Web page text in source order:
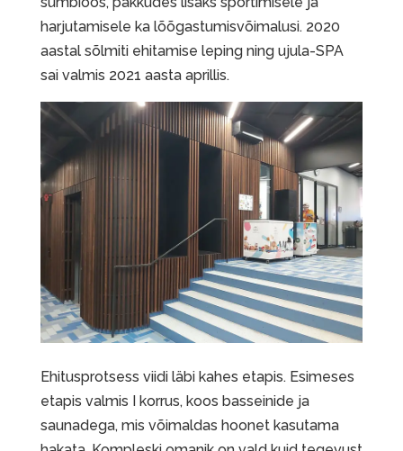
harjutamisele ka lõõgastumisvõimalusi. 2020
aastal sõlmiti ehitamise leping ning ujula-SPA
sai valmis 2021 aasta aprillis.
Ehitusprotsess viidi läbi kahes etapis. Esimeses
etapis valmis I korrus, koos basseinide ja
saunadega, mis võimaldas hoonet kasutama